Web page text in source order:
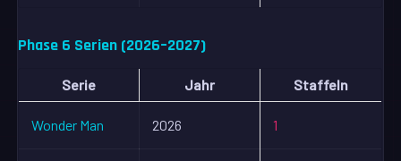
Phase 6 Serien (2026–2027)
Serie Jahr Staffeln
Wonder Man 2026 1